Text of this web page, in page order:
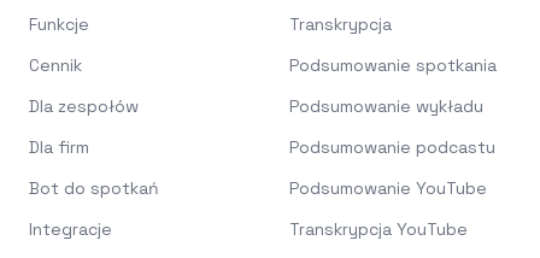
Funkcje
Cennik
Dla zespołów
Dla firm
Bot do spotkań
Integracje
Transkrypcja
Podsumowanie spotkania
Podsumowanie wykładu
Podsumowanie podcastu
Podsumowanie YouTube
Transkrypcja YouTube